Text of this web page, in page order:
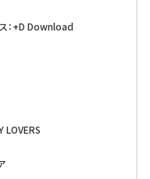
：+D Download
LOVERS